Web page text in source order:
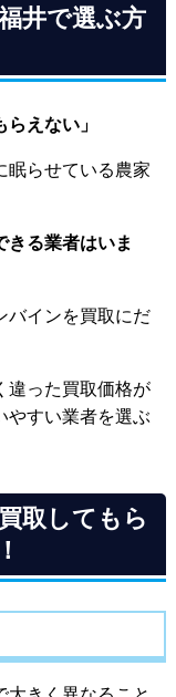
井で選ぶ方
えない」
眠らせている農家
きる業者はいま
バインを買取にだ
違った買取価格が
やすい業者を選ぶ
取してもら